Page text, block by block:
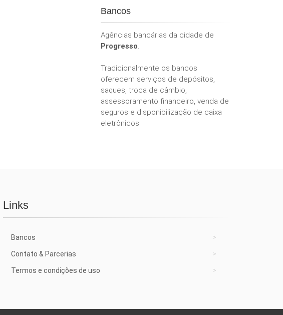
Bancos
Agências bancárias da cidade de
Progresso.
Tradicionalmente os bancos
oferecem serviços de depósitos,
saques, troca de câmbio,
assessoramento financeiro, venda de
seguros e disponibilização de caixa
eletrônicos.
Links
Bancos
Contato & Parcerias
Termos e condições de uso